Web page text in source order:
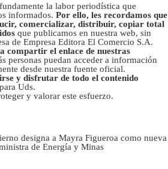
la labor periodística que
informados. Por ello, les recordamos que
comercializar, distribuir, copiar total
que publicamos en nuestra web, sin
de Empresa Editora El Comercio S.A.
compartir el enlace de nuestras
personas puedan acceder a información
desde nuestra fuente oficial.
y disfrutar de todo el contenido
Uds.
y valorar este esfuerzo.
designa a Mayra Figueroa como nueva
de Energía y Minas